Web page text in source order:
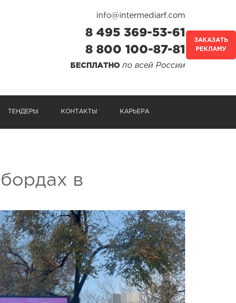
info@intermediarf.com
8 495 369-53-61
8 800 100-87-81
БЕСПЛАТНО по всей России
ТЕНДЕРЫ КОНТАКТЫ КАРЬЕРА
ЗАКАЗАТЬ
РЕКЛАМУ
в